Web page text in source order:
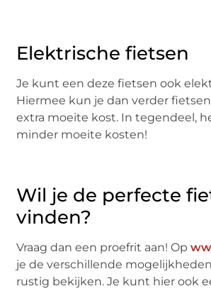
Elektrische fietsen
Je kunt een deze fietsen ook
Hiermee kun je dan verder
extra moeite kost. In tegendeel,
minder moeite kosten!
Wil je de perfecte
vinden?
Vraag dan een proefrit aan! Op
je de verschillende
rustig bekijken. Je kunt hier ook